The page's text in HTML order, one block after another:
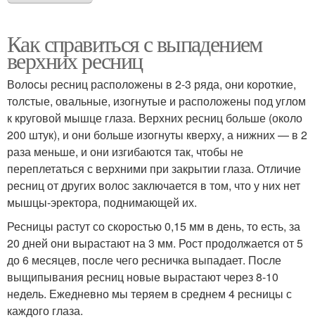
Как справиться с выпадением
верхних ресниц
Волосы ресниц расположены в 2-3 ряда, они короткие,
толстые, овальные, изогнутые и расположены под углом
к круговой мышце глаза. Верхних ресниц больше (около
200 штук), и они больше изогнуты кверху, а нижних — в 2
раза меньше, и они изгибаются так, чтобы не
переплетаться с верхними при закрытии глаза. Отличие
ресниц от других волос заключается в том, что у них нет
мышцы-эректора, поднимающей их.
Ресницы растут со скоростью 0,15 мм в день, то есть, за
20 дней они вырастают на 3 мм. Рост продолжается от 5
до 6 месяцев, после чего ресничка выпадает. После
выщипывания ресниц новые вырастают через 8-10
недель. Ежедневно мы теряем в среднем 4 ресницы с
каждого глаза.